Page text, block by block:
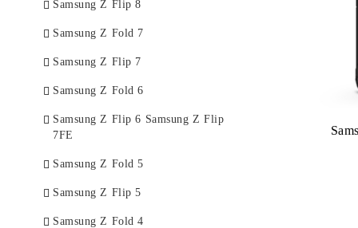
Samsung Z Flip 8
Samsung Z Fold 7
Samsung Z Flip 7
Samsung Z Fold 6
Samsung Z Flip 6 Samsung Z Flip
7FE
Samsung Z Fold 5
Samsung Z Flip 5
Samsung Z Fold 4